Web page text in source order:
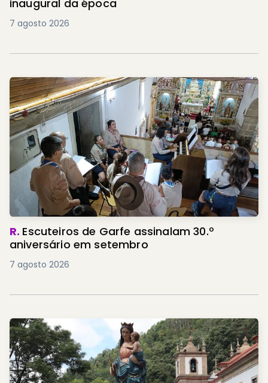
inaugural da época
7 agosto 2026
R. Escuteiros de Garfe assinalam 30.º
aniversário em setembro
7 agosto 2026